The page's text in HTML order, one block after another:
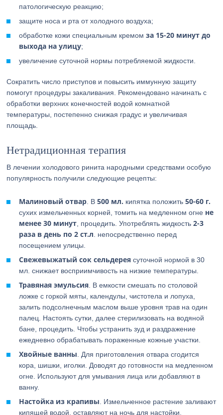
патологическую реакцию;
защите носа и рта от холодного воздуха;
обработке кожи специальным кремомза 15-20 минут до
выхода на улицу;
увеличение суточной нормы потребляемой жидкости.
Сократить число приступов и повысить иммунную защиту
помогут процедуры закаливания. Рекомендовано начинать с
обработки верхних конечностей водой комнатной
температуры, постепенно снижая градус и увеличивая
площадь.
Нетрадиционная терапия
В лечении холодового ринита народными средствами особую
популярность получили следующие рецепты:
Малиновый отвар . В500 мл. кипятка положить50-60 г.
сухих измельченных корней, томить на медленном огне не
менее 30 минут , процедить. Употреблять жидкость2-3
раза в день по 2 ст.л . непосредственно перед
посещением улицы.
Свежевыжатый сок сельдерея суточной нормой в 30
мл. снижает восприимчивость на низкие температуры.
Травяная эмульсия . В емкости смешать по столовой
ложке с горкой мяты, календулы, чистотела и лопуха,
залить подсолнечным маслом выше уровня трав на один
палец. Настоять сутки, далее стерилизовать на водяной
бане, процедить. Чтобы устранить зуд и раздражение
ежедневно обрабатывать пораженные кожные участки.
Хвойные ванны . Для приготовления отвара сгодится
кора, шишки, иголки. Доводят до готовности на медленном
огне. Используют для умывания лица или добавляют в
ванну.
Настойка из крапивы . Измельченное растение заливают
кипящей водой, оставляют на ночь для настойки.